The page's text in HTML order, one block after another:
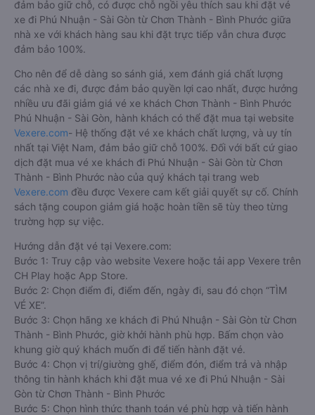
đảm bảo giữ chỗ, có được chỗ ngồi yêu thích sau khi đặt vé
xe đi Phú Nhuận - Sài Gòn từ Chơn Thành - Bình Phước giữa
nhà xe với khách hàng sau khi đặt trực tiếp vẫn chưa được
đảm bảo 100%.
Cho nên để dễ dàng so sánh giá, xem đánh giá chất lượng
các nhà xe đi, được đảm bảo quyền lợi cao nhất, được hưởng
nhiều ưu đãi giảm giá vé xe khách Chơn Thành - Bình Phước
Phú Nhuận - Sài Gòn, hành khách có thể đặt mua tại website
Vexere.com- Hệ thống đặt vé xe khách chất lượng, và uy tín
nhất tại Việt Nam, đảm bảo giữ chỗ 100%. Đối với bất cứ giao
dịch đặt mua vé xe khách đi Phú Nhuận - Sài Gòn từ Chơn
Thành - Bình Phước nào của quý khách tại trang web
Vexere.com đều được Vexere cam kết giải quyết sự cố. Chính
sách tặng coupon giảm giá hoặc hoàn tiền sẽ tùy theo từng
trường hợp sự việc.
Hướng dẫn đặt vé tại Vexere.com:
Bước 1: Truy cập vào website Vexere hoặc tải app Vexere trên
CH Play hoặc App Store.
Bước 2: Chọn điểm đi, điểm đến, ngày đi, sau đó chọn “TÌM
VÉ XE”.
Bước 3: Chọn hãng xe khách đi Phú Nhuận - Sài Gòn từ Chơn
Thành - Bình Phước, giờ khởi hành phù hợp. Bấm chọn vào
khung giờ quý khách muốn đi để tiến hành đặt vé.
Bước 4: Chọn vị trí/giường ghế, điểm đón, điểm trả và nhập
thông tin hành khách khi đặt mua vé xe đi Phú Nhuận - Sài
Gòn từ Chơn Thành - Bình Phước
Bước 5: Chọn hình thức thanh toán vé phù hợp và tiến hành